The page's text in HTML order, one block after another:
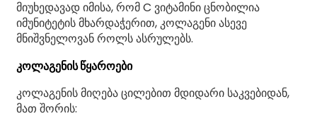
მიუხედავად იმისა, რომ C ვიტამინი ცნობილია
იმუნიტეტის მხარდაჭერით, კოლაგენი ასევე
მნიშვნელოვან როლს ასრულებს.
კოლაგენის წყაროები
კოლაგენის მიღება ცილებით მდიდარი საკვებიდან,
მათ შორის: